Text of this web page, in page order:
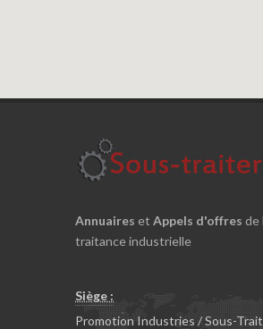
Annuaires et Appels d'offres de
traitance industrielle
Siège :
Promotion Industries / Sous-